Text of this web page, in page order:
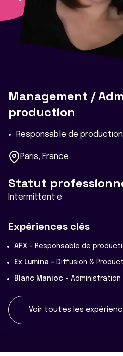
Management /
production
Responsable de production
Paris, France
Statut
Intermittent·e
Expériences clés
AFX - Responsable de
Ex Lumina - Diffusion &
Blanc Manioc -
Voir toutes les